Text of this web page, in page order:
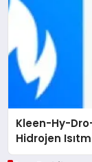
Kleen-Hy-
Hidrojen
Düzenleyici